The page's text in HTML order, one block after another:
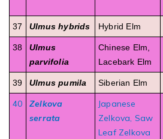
37 Ulmus hybrids Hybrid Elm
38
Ulmus
parvifolia
Chinese Elm,
Lacebark Elm
39 Ulmus pumila Siberian Elm
40
Zelkova
serrata
Japanese
Zelkova, Saw
Leaf Zelkova